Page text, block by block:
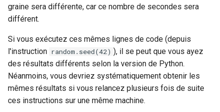
graine sera différente, car ce nombre de secondes sera
différent.
Si vous exécutez ces mêmes lignes de code (depuis
l'instruction random.seed(42) ), il se peut que vous ayez
des résultats différents selon la version de Python.
Néanmoins, vous devriez systématiquement obtenir les
mêmes résultats si vous relancez plusieurs fois de suite
ces instructions sur une même machine.